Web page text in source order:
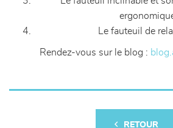
Le fauteuil de
Rendez-vous sur le blog :
RETOUR